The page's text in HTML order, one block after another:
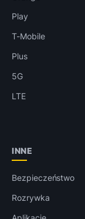
Play
T-Mobile
Plus
5G
LTE
INNE
Bezpieczeństwo
Rozrywka